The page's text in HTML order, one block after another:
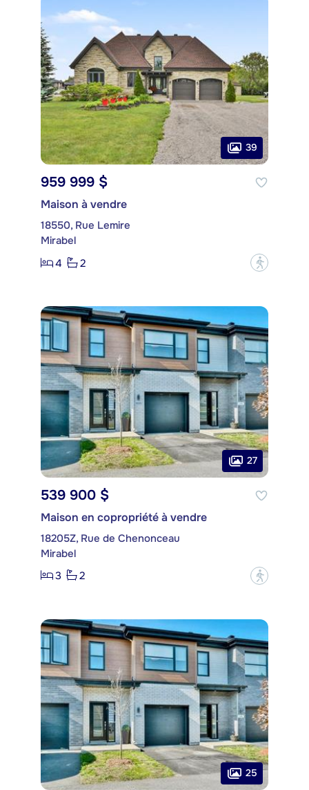
39
959 999 $
Maison à vendre
18550, Rue Lemire
Mirabel
4
2 ?
27
539 900 $
Maison en copropriété à vendre
18205Z, Rue de Chenonceau
Mirabel
3
2 ?
25